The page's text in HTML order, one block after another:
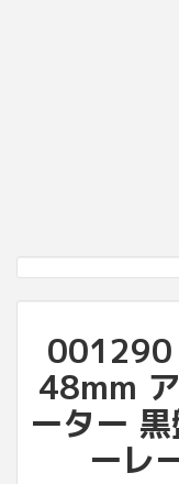
001290
48mm
ーター
ーレ